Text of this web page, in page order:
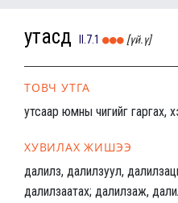
утасд II.7.1 [үй.ү]
ТОВЧ УТГА
утсаар юмны чигийг гаргах,
ХУВИЛАХ ЖИШЭЭ
далилз, далилзуул,
далилзаатах; далилзаж,